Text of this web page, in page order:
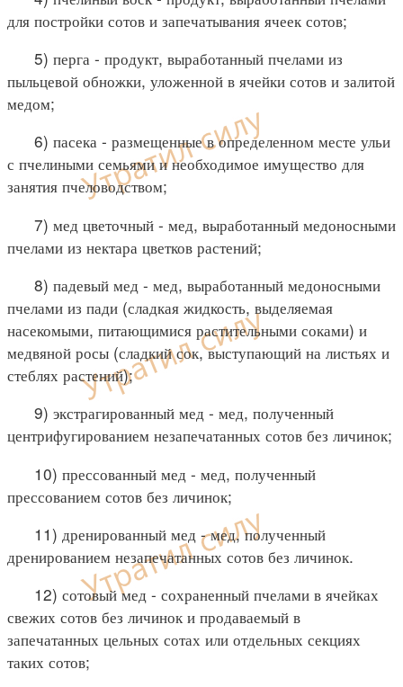
для постройки сотов и запечатывания ячеек сотов;
5) перга - продукт, выработанный пчелами из
пыльцевой обножки, уложенной в ячейки сотов и залитой
медом;
6) пасека - размещенные в определенном месте ульи
с пчелиными семьями и необходимое имущество для
занятия пчеловодством;
7) мед цветочный - мед, выработанный медоносными
пчелами из нектара цветков растений;
8) падевый мед - мед, выработанный медоносными
пчелами из пади (сладкая жидкость, выделяемая
насекомыми, питающимися растительными соками) и
медвяной росы (сладкий сок, выступающий на листьях и
стеблях растений);
9) экстрагированный мед - мед, полученный
центрифугированием незапечатанных сотов без личинок;
10) прессованный мед - мед, полученный
прессованием сотов без личинок;
11) дренированный мед - мед, полученный
дренированием незапечатанных сотов без личинок.
12) сотовый мед - сохраненный пчелами в ячейках
свежих сотов без личинок и продаваемый в
запечатанных цельных сотах или отдельных секциях
таких сотов;